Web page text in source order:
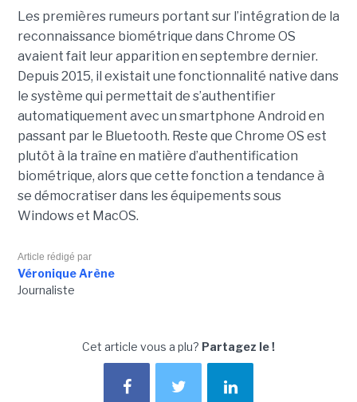
Les premières rumeurs portant sur l’intégration de la
reconnaissance biométrique dans Chrome OS
avaient fait leur apparition en septembre dernier.
Depuis 2015, il existait une fonctionnalité native dans
le système qui permettait de s’authentifier
automatiquement avec un smartphone Android en
passant par le Bluetooth. Reste que Chrome OS est
plutôt à la traîne en matière d’authentification
biométrique, alors que cette fonction a tendance à
se démocratiser dans les équipements sous
Windows et MacOS.
Article rédigé par
Véronique Arène
Journaliste
Cet article vous a plu? Partagez le !